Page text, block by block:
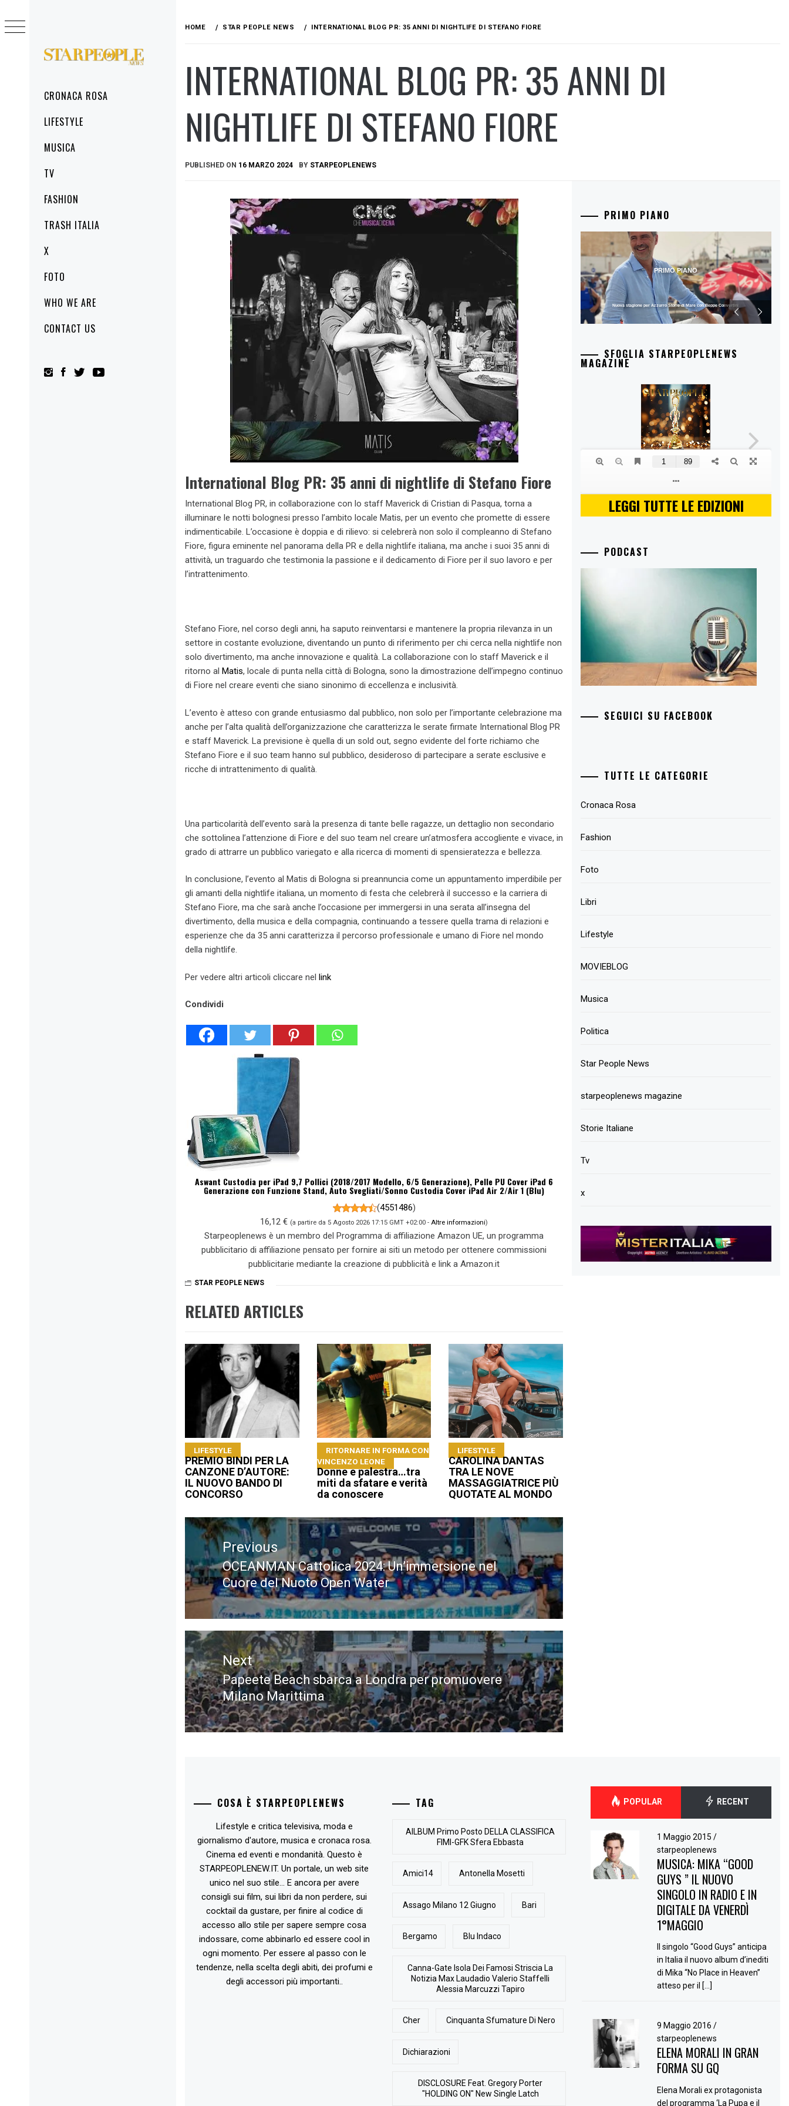
STARPEOPLENEWS
MenuCRONACA ROSA
LIFESTYLE
MUSICA
TV
FASHION
TRASH ITALIA
X
FOTO
WHO WE ARE
CONTACT US
to
content
HOME STAR PEOPLE NEWS INTERNATIONAL BLOG PR: 35 ANNI DI NIGHTLIFE DI STEFANO FIORE
INTERNATIONAL BLOG PR: 35 ANNI DI
NIGHTLIFE DI STEFANO FIORE
PUBLISHED ON 16 MARZO 2024 BY STARPEOPLENEWS
International Blog PR: 35 anni di nightlife di Stefano Fiore
International Blog PR, in collaborazione con lo staff Maverick di Cristian di Pasqua, torna a
illuminare le notti bolognesi presso l’ambito locale Matis, per un evento che promette di essere
indimenticabile. L’occasione è doppia e di rilievo: si celebrerà non solo il compleanno di Stefano
Fiore, figura eminente nel panorama della PR e della nightlife italiana, ma anche i suoi 35 anni di
attività, un traguardo che testimonia la passione e il dedicamento di Fiore per il suo lavoro e per
l’intrattenimento.
Stefano Fiore, nel corso degli anni, ha saputo reinventarsi e mantenere la propria rilevanza in un
settore in costante evoluzione, diventando un punto di riferimento per chi cerca nella nightlife non
solo divertimento, ma anche innovazione e qualità. La collaborazione con lo staff Maverick e il
ritorno al Matis, locale di punta nella città di Bologna, sono la dimostrazione dell’impegno continuo
di Fiore nel creare eventi che siano sinonimo di eccellenza e inclusività.
L’evento è atteso con grande entusiasmo dal pubblico, non solo per l’importante celebrazione ma
anche per l’alta qualità dell’organizzazione che caratterizza le serate firmate International Blog PR
e staff Maverick. La previsione è quella di un sold out, segno evidente del forte richiamo che
Stefano Fiore e il suo team hanno sul pubblico, desideroso di partecipare a serate esclusive e
ricche di intrattenimento di qualità.
Una particolarità dell’evento sarà la presenza di tante belle ragazze, un dettaglio non secondario
che sottolinea l’attenzione di Fiore e del suo team nel creare un’atmosfera accogliente e vivace, in
grado di attrarre un pubblico variegato e alla ricerca di momenti di spensieratezza e bellezza.
In conclusione, l’evento al Matis di Bologna si preannuncia come un appuntamento imperdibile per
gli amanti della nightlife italiana, un momento di festa che celebrerà il successo e la carriera di
Stefano Fiore, ma che sarà anche l’occasione per immergersi in una serata all’insegna del
divertimento, della musica e della compagnia, continuando a tessere quella trama di relazioni e
esperienze che da 35 anni caratterizza il percorso professionale e umano di Fiore nel mondo
della nightlife.
Per vedere altri articoli cliccare nel link
Condividi
Aswant Custodia per iPad 9,7 Pollici (2018/2017 Modello, 6/5 Generazione), Pelle PU Cover iPad 6
Generazione con Funzione Stand, Auto Svegliati/Sonno Custodia Cover iPad Air 2/Air 1 (Blu)
(4551486)
16,12 € (a partire da 5 Agosto 2026 17:15 GMT +02:00 -Altre informazioni)
Starpeoplenews è un membro del Programma di affiliazione Amazon UE, un programma
pubblicitario di affiliazione pensato per fornire ai siti un metodo per ottenere commissioni
pubblicitarie mediante la creazione di pubblicità e link a Amazon.it
STAR PEOPLE NEWS
RELATED ARTICLES
LIFESTYLE
PREMIO BINDI PER LA
CANZONE D’AUTORE:
IL NUOVO BANDO DI
CONCORSO
RITORNARE IN FORMA CON
VINCENZO LEONE
Donne e palestra…tra
miti da sfatare e verità
da conoscere
LIFESTYLE
CAROLINA DANTAS
TRA LE NOVE
MASSAGGIATRICE PIÙ
QUOTATE AL MONDO
Navigazione
articoliPrevious
Previous
post:
OCEANMAN Cattolica 2024: Un’immersione nel
Cuore del Nuoto Open Water
Next
Next
post:
Papeete Beach sbarca a Londra per promuovere
Milano Marittima
PRIMO PIANO
Forte dei Marmi: la famiglia Gensini tra lusso e nuove sfide
PRIMO PIANO
SFOGLIA STARPEOPLENEWS
MAGAZINE
LEGGI TUTTE LE EDIZIONI
PODCAST
SEGUICI SU FACEBOOK
TUTTE LE CATEGORIE
Cronaca Rosa
Fashion
Foto
Libri
Lifestyle
MOVIEBLOG
Musica
Politica
Star People News
starpeoplenews magazine
Storie Italiane
Tv
x
COSA È STARPEOPLENEWS
Lifestyle e critica televisiva, moda e
giornalismo d'autore, musica e cronaca rosa.
Cinema ed eventi e mondanità. Questo è
STARPEOPLENEW.IT. Un portale, un web site
unico nel suo stile... E ancora per avere
consigli sui film, sui libri da non perdere, sui
cocktail da gustare, per finire al codice di
accesso allo stile per sapere sempre cosa
indossare, come abbinarlo ed essere cool in
ogni momento. Per essere al passo con le
tendenze, nella scelta degli abiti, dei profumi e
degli accessori più importanti..
TAG
AlLBUM Primo Posto DELLA CLASSIFICA
FIMI-GFK Sfera Ebbasta
Amici14 Antonella Mosetti
Assago Milano 12 Giugno Bari
Bergamo Blu Indaco
Canna-Gate Isola Dei Famosi Striscia La
Notizia Max Laudadio Valerio Staffelli
Alessia Marcuzzi Tapiro
Cher Cinquanta Sfumature Di Nero
Dichiarazioni
DISCLOSURE Feat. Gregory Porter
"HOLDING ON" New Single Latch
POPULAR RECENT
1 Maggio 2015 /
starpeoplenews
MUSICA: MIKA “GOOD
GUYS ” IL NUOVO
SINGOLO IN RADIO E IN
DIGITALE DA VENERDÌ
1°MAGGIO
Il singolo “Good Guys” anticipa
in Italia il nuovo album d’inediti
di Mika “No Place in Heaven”
atteso per il […]
9 Maggio 2016 /
starpeoplenews
ELENA MORALI IN GRAN
FORMA SU GQ
Elena Morali ex protagonista
del programma ‘La Pupa e il